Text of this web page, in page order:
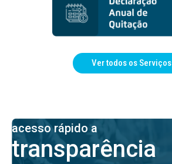
Ver todos os Serviços
acesso rápido a
transparência